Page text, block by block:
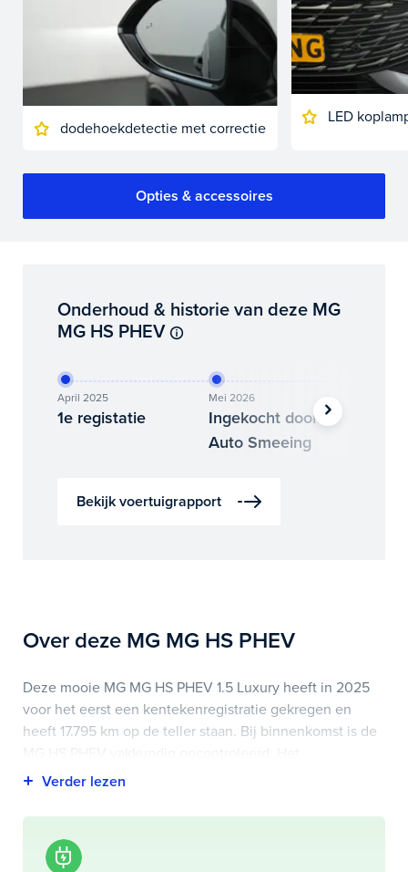
dodehoekdetectie met correctie
LED
Opties & accessoires
Onderhoud & historie van deze MG
MG HS PHEV
April 2025
1e registatie
Mei 2026
Ingekocht door
Auto Smeeing
Bekijk voertuigrapport
Over deze MG MG HS PHEV
Deze mooie MG MG HS PHEV 1.5 Luxury heeft in 2025
voor het eerst een kentekenregistratie gekregen en
heeft 17.795 km op de teller staan. Bij binnenkomst is de
voertuigrapport is op deze pagina bij onderhoud en
Highlights van deze MG zijn onder andere apple
carplay/android auto, autonomous emergency braking,